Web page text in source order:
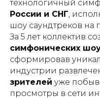
технологичный
России и СНГ,
шоу саундтреков на
За 5 лет коллектив
симфонических
сформировав
индустрии
зрителей уже
просмотры в сети